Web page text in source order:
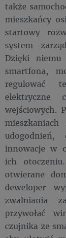
także
mieszkańcy
startowy
system
Dzięki niemu
smartfona,
regulować
elektryczne
wejściowych.
innowacje w
ich
otwierane
deweloper
zwalniania
przywołać
czujnika ze